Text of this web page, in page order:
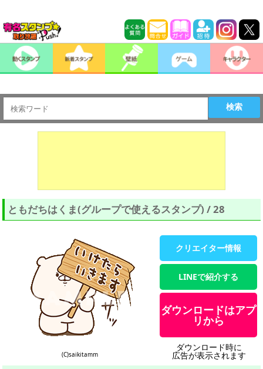
検索
ともだちはくま(グループで使えるスタンプ) / 28
(C)saikitamm
クリエイター情報
LINEで紹介する
ダウンロードはアプ
リから
ダウンロード時に
広告が表示されます